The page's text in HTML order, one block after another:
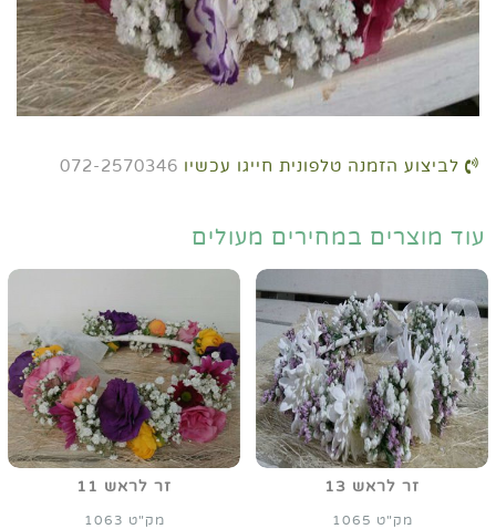
לביצוע הזמנה טלפונית חייגו עכשיו 072-2570346
עוד מוצרים במחירים מעולים
זר לראש 13
מק"ט 1065
זר לראש 11
מק"ט 1063